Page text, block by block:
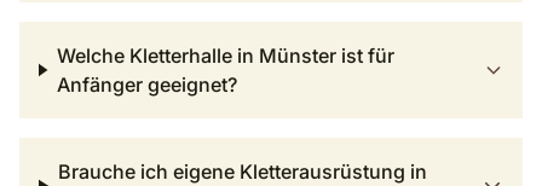
Welche Kletterhalle in Münster ist für
Anfänger geeignet?
Brauche ich eigene Kletterausrüstung in